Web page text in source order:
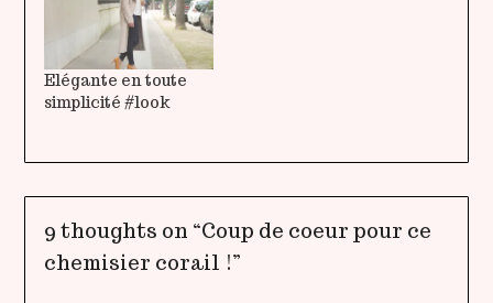
Elégante en toute
simplicité #look
9 thoughts on “Coup de coeur pour ce
chemisier corail !”